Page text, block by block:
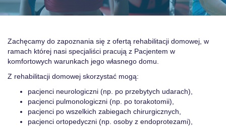
Zachęcamy do zapoznania się z ofertą rehabilitacji domowej, w
ramach której nasi specjaliści pracują z Pacjentem w
komfortowych warunkach jego własnego domu.
Z rehabilitacji domowej skorzystać mogą:
pacjenci neurologiczni (np. po przebytych udarach),
pacjenci pulmonologiczni (np. po torakotomii),
pacjenci po wszelkich zabiegach chirurgicznych,
pacjenci ortopedyczni (np. osoby z endoprotezami),